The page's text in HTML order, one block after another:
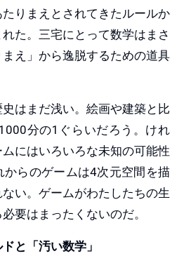
りまえとされてきたルールか
た。三宅にとって数学はまさ
え」から逸脱するための道具
はまだ浅い。絵画や建築と比
分の1ぐらいだろう。けれ
にはいろいろな未知の可能性
からのゲームは4次元空間を描
い。ゲームがわたしたちの生
要はまったくないのだ。
と「汚い数学」